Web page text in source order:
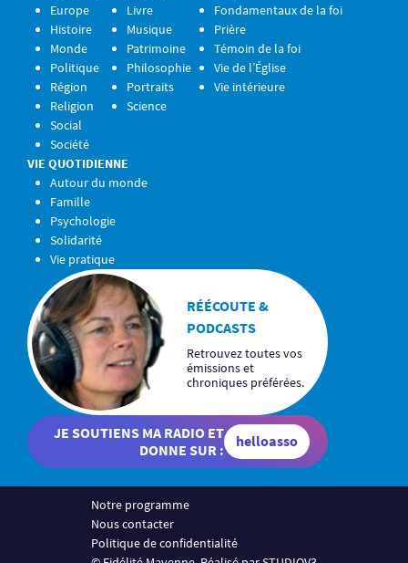
Europe
Histoire
Monde
Politique
Région
Religion
Social
Société
Livre
Musique
Patrimoine
Philosophie
Portraits
Science
Fondamentaux de la foi
Prière
Témoin de la foi
Vie de l’Église
Vie intérieure
VIE QUOTIDIENNE
Autour du monde
Famille
Psychologie
Solidarité
Vie pratique
RÉÉCOUTE &
PODCASTS
Retrouvez toutes vos
émissions et
chroniques préférées.
JE SOUTIENS MA RADIO ET
DONNE SUR :
helloasso
Notre programme
Nous contacter
Politique de confidentialité